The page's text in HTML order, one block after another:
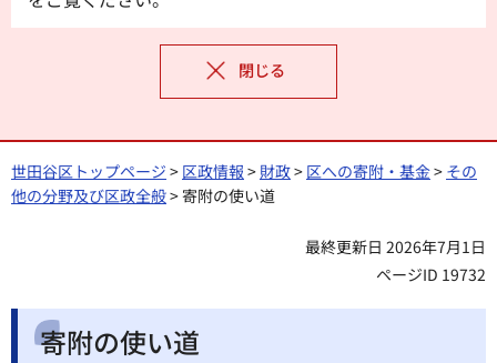
閉じる
世田谷区トップページ > 区政情報 > 財政> 区への寄附・基金> その
他の分野及び区政全般> 寄附の使い道
最終更新日 2026年7月1日
ページID 19732
寄附の使い道